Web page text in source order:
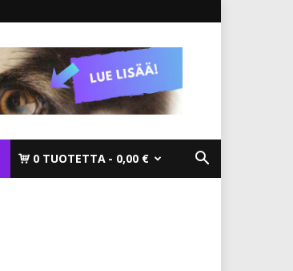
0 TUOTETTA 0,00 €